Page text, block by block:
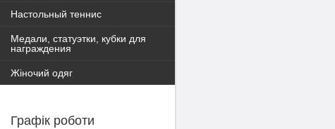
Настольный теннис
Медали, статуэтки, кубки для
награждения
Жіночий одяг
Графік роботи